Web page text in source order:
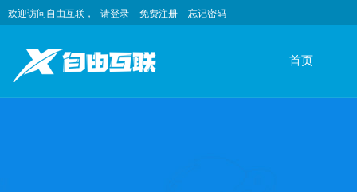
欢迎访问自由互联， 请登录 免费注册 忘记密码
首页